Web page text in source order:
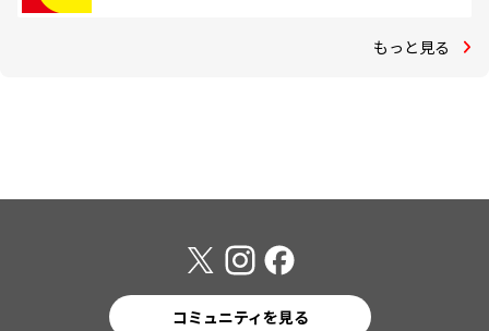
もっと見る
コミュニティを見る